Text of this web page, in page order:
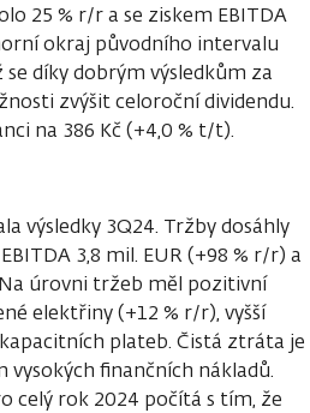
25 % r/r a se ziskem EBITDA
okraj původního intervalu
se díky dobrým výsledkům za
zvýšit celoroční dividendu.
na 386 Kč (+4,0 % t/t).
výsledky 3Q24. Tržby dosáhly
3,8 mil. EUR (+98 % r/r) a
úrovni tržeb měl pozitivní
elektřiny (+12 % r/r), vyšší
plateb. Čistá ztráta je
vysokých finančních nákladů.
celý rok 2024 počítá s tím, že